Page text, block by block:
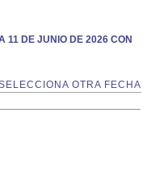
11 DE JUNIO DE 2026 CON
OTRA FECHA